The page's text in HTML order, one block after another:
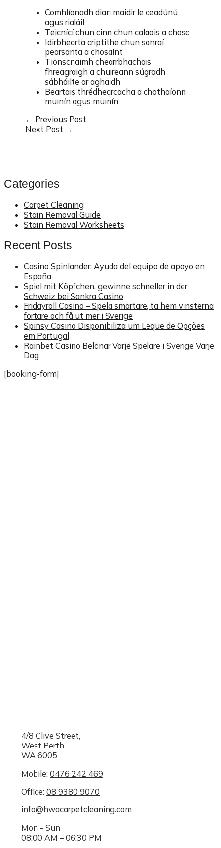
Categories
Carpet Cleaning
Stain Removal Guide
Stain Removal Worksheets
Recent Posts
Casino Spinlander: Ayuda del equipo de apoyo en
España
Spiel mit Köpfchen, gewinne schneller in der
Schweiz bei Sankra Casino
Fridayroll Casino – Spela smartare, ta hem vinsterna
fortare och få ut mer i Sverige
Spinsy Casino Disponibiliza um Leque de Opções
em Portugal
Rainbet Casino Belönar Varje Spelare i Sverige Varje
Dag
[booking-form]
Comhlíonadh dian maidir le ceadúnú
agus rialáil
Teicnící chun cinn chun calaois a chosc
Idirbhearta criptithe chun sonraí
pearsanta a chosaint
Tionscnaimh chearrbhachais
fhreagraigh a chuireann súgradh
sábháilte ar aghaidh
Beartais thrédhearcacha a chothaíonn
muinín agus muinín
Post
navigation
← Previous Post
Next Post →
4/8 Clive Street,
West Perth,
WA 6005
Mobile: 0476 242 469
Office: 08 9380 9070
info@hwacarpetcleaning.com
Mon - Sun
08:00 AM – 06:30 PM